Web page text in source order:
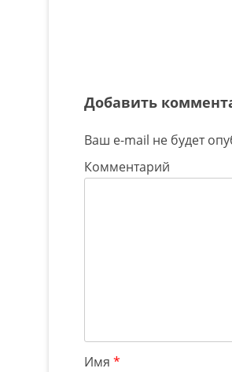
Добавить
Ваш e-mail не будет
Комментарий
Имя*